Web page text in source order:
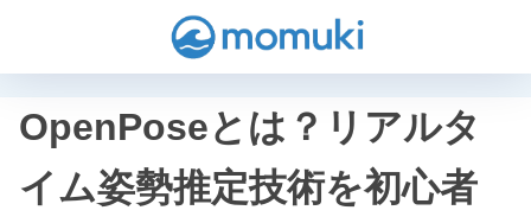
OpenPoseとは？リアルタ
イム姿勢推定技術を初心者